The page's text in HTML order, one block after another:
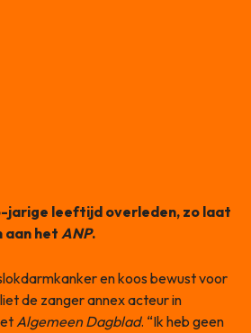
jarige leeftijd overleden, zo laat
aan het ANP.
en koos bewust voor
de zanger annex acteur in
Algemeen Dagblad. “Ik heb geen